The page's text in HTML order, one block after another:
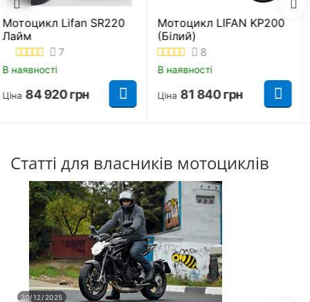
Мотоцикл Shineray
Жовто-синій
В наявності
Ціна 70 400 грн
Статті для власників мотоциклів
30/12/2025